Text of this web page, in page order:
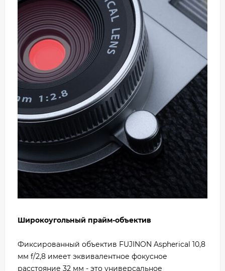
Широкоугольный прайм-объектив
Фиксированный объектив FUJINON Aspherical 10,8
мм f/2,8 имеет эквивалентное фокусное
расстояние 32 мм - это универсальное